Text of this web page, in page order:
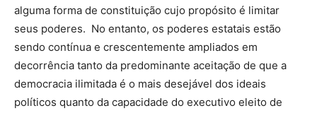
alguma forma de constituição cujo propósito é limitar
seus poderes. No entanto, os poderes estatais estão
sendo contínua e crescentemente ampliados em
decorrência tanto da predominante aceitação de que a
democracia ilimitada é o mais desejável dos ideais
políticos quanto da capacidade do executivo eleito de